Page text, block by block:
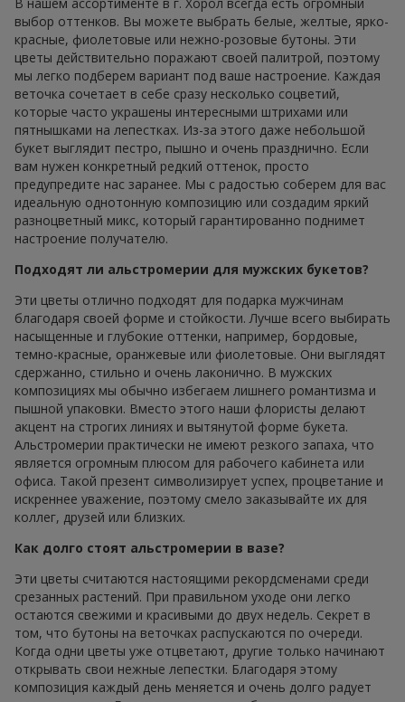
выбор оттенков. Вы можете выбрать белые, желтые, ярко-
красные, фиолетовые или нежно-розовые бутоны. Эти
цветы действительно поражают своей палитрой, поэтому
мы легко подберем вариант под ваше настроение. Каждая
веточка сочетает в себе сразу несколько соцветий,
которые часто украшены интересными штрихами или
пятнышками на лепестках. Из-за этого даже небольшой
букет выглядит пестро, пышно и очень празднично. Если
вам нужен конкретный редкий оттенок, просто
предупредите нас заранее. Мы с радостью соберем для вас
идеальную однотонную композицию или создадим яркий
разноцветный микс, который гарантированно поднимет
настроение получателю.
Подходят ли альстромерии для мужских букетов?
Эти цветы отлично подходят для подарка мужчинам
благодаря своей форме и стойкости. Лучше всего выбирать
насыщенные и глубокие оттенки, например, бордовые,
темно-красные, оранжевые или фиолетовые. Они выглядят
сдержанно, стильно и очень лаконично. В мужских
композициях мы обычно избегаем лишнего романтизма и
пышной упаковки. Вместо этого наши флористы делают
акцент на строгих линиях и вытянутой форме букета.
Альстромерии практически не имеют резкого запаха, что
является огромным плюсом для рабочего кабинета или
офиса. Такой презент символизирует успех, процветание и
искреннее уважение, поэтому смело заказывайте их для
коллег, друзей или близких.
Как долго стоят альстромерии в вазе?
Эти цветы считаются настоящими рекордсменами среди
срезанных растений. При правильном уходе они легко
остаются свежими и красивыми до двух недель. Секрет в
том, что бутоны на веточках распускаются по очереди.
Когда одни цветы уже отцветают, другие только начинают
открывать свои нежные лепестки. Благодаря этому
композиция каждый день меняется и очень долго радует